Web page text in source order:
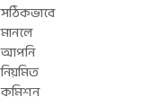
সঠিকভাবে
মানলে
আপনি
নিয়মিত
কমিশন